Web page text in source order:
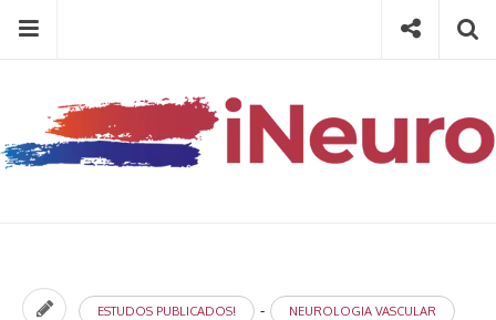
content
Menu
then
press
Type your search keyword, and press enter to search
Social
ESTUDOS PUBLICADOS! - NEUROLOGIA VASCULAR